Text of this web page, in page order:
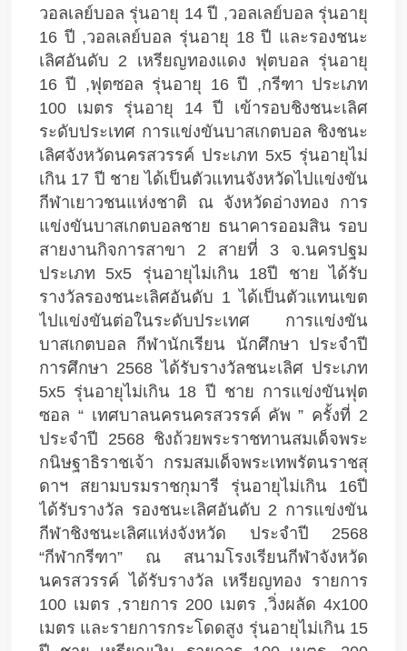
วอลเลย์บอล รุ่นอายุ 14 ปี ,วอลเลย์บอล รุ่นอายุ
16 ปี ,วอลเลย์บอล รุ่นอายุ 18 ปี และรองชนะ
เลิศอันดับ 2 เหรียญทองแดง ฟุตบอล รุ่นอายุ
16 ปี ,ฟุตซอล รุ่นอายุ 16 ปี ,กรีฑา ประเภท
100 เมตร รุ่นอายุ 14 ปี เข้ารอบชิงชนะเลิศ
ระดับประเทศ การแข่งขันบาสเกตบอล ชิงชนะ
เลิศจังหวัดนครสวรรค์ ประเภท 5x5 รุ่นอายุไม่
เกิน 17 ปี ชาย ได้เป็นตัวแทนจังหวัดไปแข่งขัน
กีฬาเยาวชนแห่งชาติ ณ จังหวัดอ่างทอง การ
แข่งขันบาสเกตบอลชาย ธนาคารออมสิน รอบ
สายงานกิจการสาขา 2 สายที่ 3 จ.นครปฐม
ประเภท 5x5 รุ่นอายุไม่เกิน 18ปี ชาย ได้รับ
รางวัลรองชนะเลิศอันดับ 1 ได้เป็นตัวแทนเขต
ไปแข่งขันต่อในระดับประเทศ การแข่งขัน
บาสเกตบอล กีฬานักเรียน นักศึกษา ประจำปี
การศึกษา 2568 ได้รับรางวัลชนะเลิศ ประเภท
5x5 รุ่นอายุไม่เกิน 18 ปี ชาย การแข่งขันฟุต
ซอล “ เทศบาลนครนครสวรรค์ คัพ ” ครั้งที่ 2
ประจำปี 2568 ชิงถ้วยพระราชทานสมเด็จพระ
กนิษฐาธิราชเจ้า กรมสมเด็จพระเทพรัตนราชสุ
ดาฯ สยามบรมราชกุมารี รุ่นอายุไม่เกิน 16ปี
ได้รับรางวัล รองชนะเลิศอันดับ 2 การแข่งขัน
กีฬาชิงชนะเลิศแห่งจังหวัด ประจำปี 2568
“กีฬากรีฑา” ณ สนามโรงเรียนกีฬาจังหวัด
นครสวรรค์ ได้รับรางวัล เหรียญทอง รายการ
100 เมตร ,รายการ 200 เมตร ,วิ่งผลัด 4x100
เมตร และรายการกระโดดสูง รุ่นอายุไม่เกิน 15